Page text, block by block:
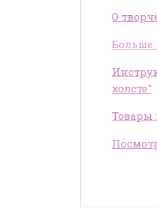
О
Больше
холсте"
Товары